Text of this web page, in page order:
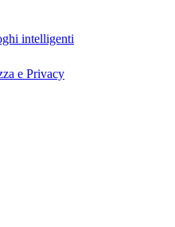
intelligenti
e Privacy